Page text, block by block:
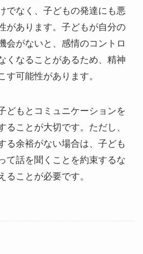
でなく、子どもの発達にも悪
があります。子どもが自分の
会がないと、感情のコントロ
くなることがあるため、精神
す可能性があります。
どもとコミュニケーションを
ることが大切です。ただし、
る余裕がない場合は、子ども
て話を聞くことを約束するな
ることが必要です。